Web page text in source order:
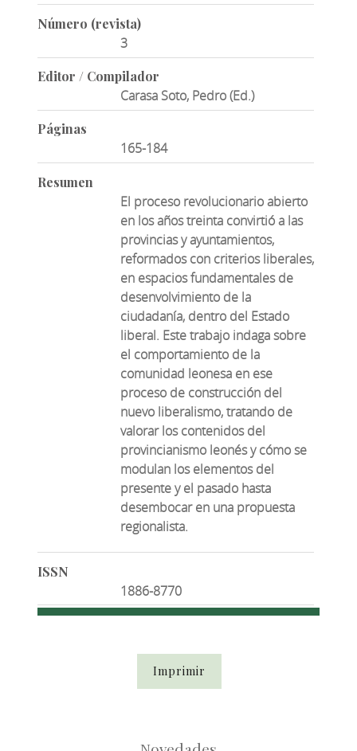
Número (revista)
3
Editor / Compilador
Carasa Soto, Pedro (Ed.)
Páginas
165-184
Resumen
El proceso revolucionario abierto
en los años treinta convirtió a las
provincias y ayuntamientos,
reformados con criterios liberales,
en espacios fundamentales de
desenvolvimiento de la
ciudadanía, dentro del Estado
liberal. Este trabajo indaga sobre
el comportamiento de la
comunidad leonesa en ese
proceso de construcción del
nuevo liberalismo, tratando de
valorar los contenidos del
provincianismo leonés y cómo se
modulan los elementos del
presente y el pasado hasta
desembocar en una propuesta
regionalista.
ISSN
1886-8770
Imprimir